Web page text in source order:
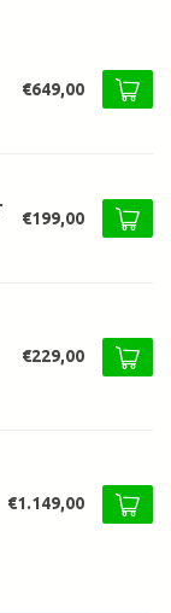
€649,00
€199,00
€229,00
€1.149,00